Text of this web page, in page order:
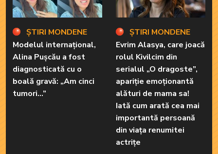
ȘTIRI MONDENE
Modelul internațional,
Alina Pușcău a fost
diagnosticată cu o
boală gravă: „Am cinci
tumori...”
ȘTIRI MONDENE
Evrim Alasya, care joacă
rolul Kivilcim din
serialul „O dragoste”,
apariție emoționantă
alături de mama sa!
Iată cum arată cea mai
importantă persoană
din viața renumitei
actrițe